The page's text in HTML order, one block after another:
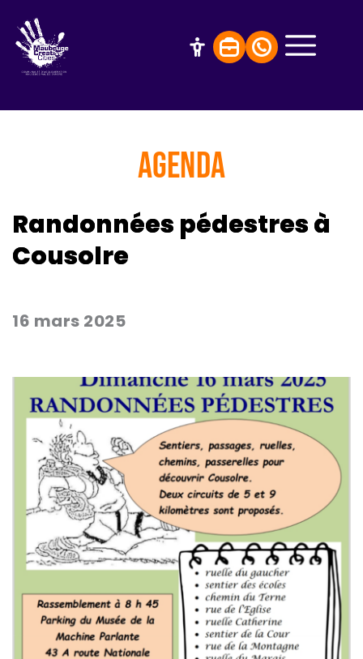
AGENDA
Randonnées pédestres à
Cousolre
16 mars 2025